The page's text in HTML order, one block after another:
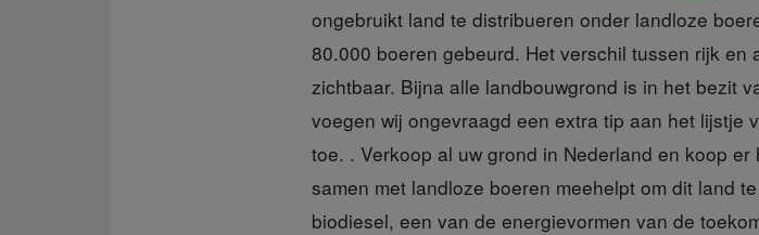
ongebruikt land te distribueren onder landloze
80.000 boeren gebeurd. Het verschil tussen rijk
zichtbaar. Bijna alle landbouwgrond is in het bezit
voegen wij ongevraagd een extra tip aan het lijstje
toe. . Verkoop al uw grond in Nederland en koop
samen met landloze boeren meehelpt om dit land
biodiesel, een van de energievormen van de